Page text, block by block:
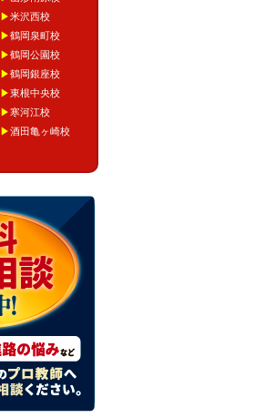
▶米沢西校
▶鶴岡泉町校
▶鶴岡公園校
▶鶴岡銀座校
▶東根中央校
▶寒河江校
▶酒田亀ヶ崎校